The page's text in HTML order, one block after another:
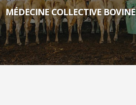
MÉDECINE COLLECTIVE BOVINE